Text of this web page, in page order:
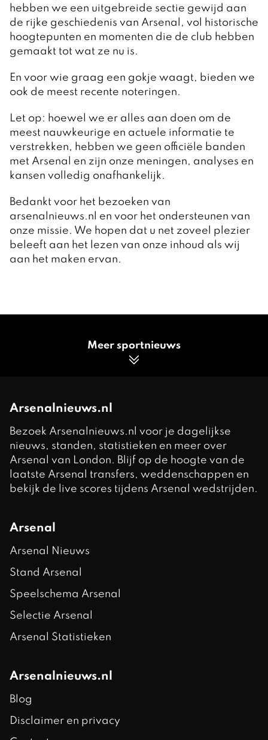
hebben we een uitgebreide sectie gewijd aan
de rijke geschiedenis van Arsenal, vol historische
hoogtepunten en momenten die de club hebben
gemaakt tot wat ze nu is.
En voor wie graag een gokje waagt, bieden we
ook de meest recente noteringen.
Let op: hoewel we er alles aan doen om de
meest nauwkeurige en actuele informatie te
verstrekken, hebben we geen officiële banden
met Arsenal en zijn onze meningen, analyses en
kansen volledig onafhankelijk.
Bedankt voor het bezoeken van
arsenalnieuws.nl en voor het ondersteunen van
onze missie. We hopen dat u net zoveel plezier
beleeft aan het lezen van onze inhoud als wij
aan het maken ervan.
Meer sportnieuws
Arsenalnieuws.nl
Bezoek Arsenalnieuws.nl voor je dagelijkse
nieuws, standen, statistieken en meer over
Arsenal van London. Blijf op de hoogte van de
laatste Arsenal transfers, weddenschappen en
bekijk de live scores tijdens Arsenal wedstrijden.
Arsenal
Arsenal Nieuws
Stand Arsenal
Speelschema Arsenal
Selectie Arsenal
Arsenal Statistieken
Arsenalnieuws.nl
Blog
Disclaimer en privacy